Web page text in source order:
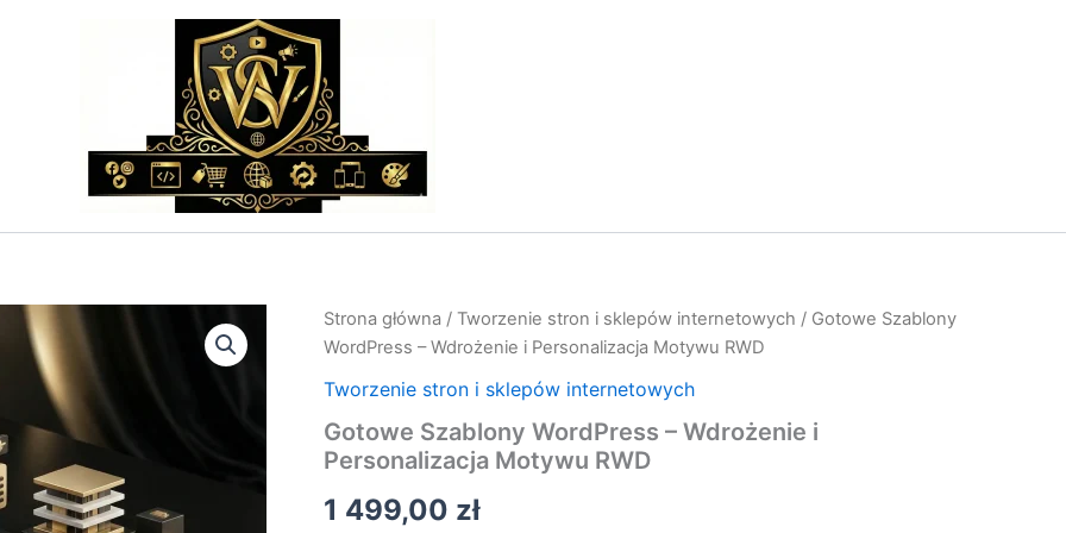
Strona główna / Tworzenie stron i sklepów internetowych / Gotowe Szablony
WordPress – Wdrożenie i Personalizacja Motywu RWD
Tworzenie stron i sklepów internetowych
Gotowe Szablony WordPress – Wdrożenie i
Personalizacja Motywu RWD
1 499,00 zł
ilość
Gotowe
WordPress
Wdrożenie
i
Motywu